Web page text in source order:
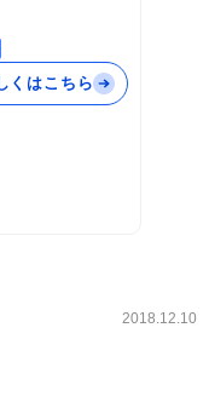
くはこちら
2018.12.10